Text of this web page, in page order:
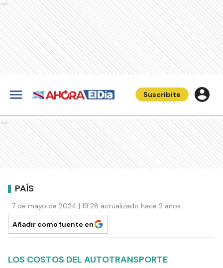
Ads
Suscribite
Ads
PAÍS
7 de mayo de 2024 | 19:28 actualizado hace 2 años
Añadir como fuente en
LOS COSTOS DEL AUTOTRANSPORTE